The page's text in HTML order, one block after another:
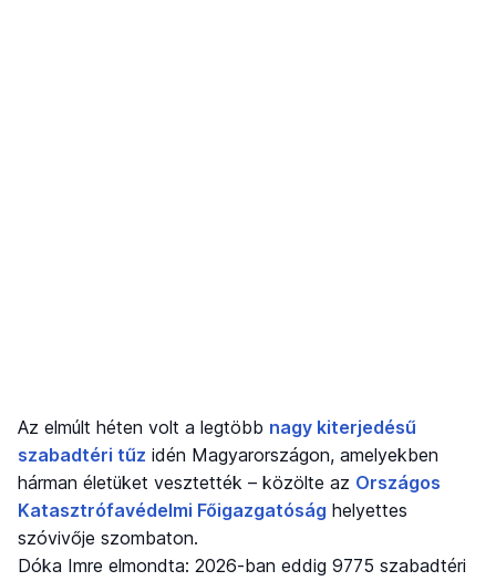
Az elmúlt héten volt a legtöbb nagy kiterjedésű
szabadtéri tűz idén Magyarországon, amelyekben
hárman életüket vesztették – közölte az Országos
Katasztrófavédelmi Főigazgatóság helyettes
szóvivője szombaton.
Dóka Imre elmondta: 2026-ban eddig 9775 szabadtéri